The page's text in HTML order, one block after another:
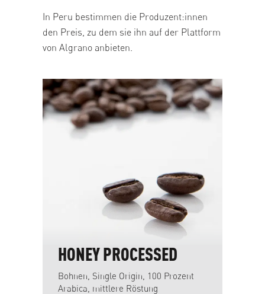
In Peru bestimmen die Produzent:innen
den Preis, zu dem sie ihn auf der Plattform
von Algrano anbieten.
Produktgalerie überspringen
HONEY PROCESSED
Bohnen, Single Origin, 100 Prozent
Arabica, mittlere Röstung